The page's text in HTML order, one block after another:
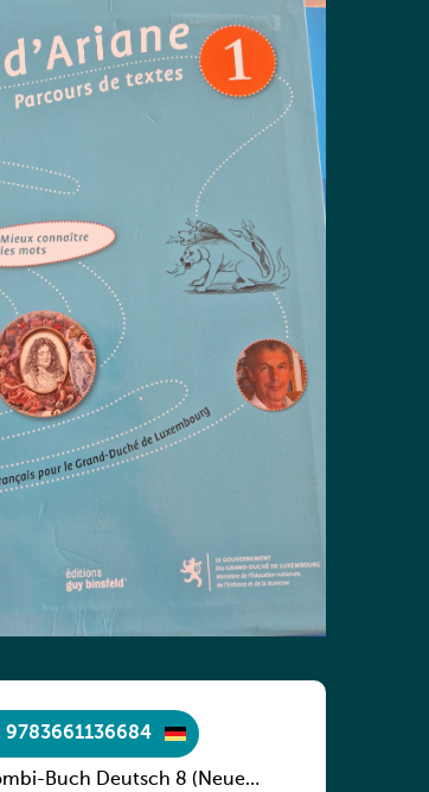
9783661136684
Buch Deutsch 8 (Neue